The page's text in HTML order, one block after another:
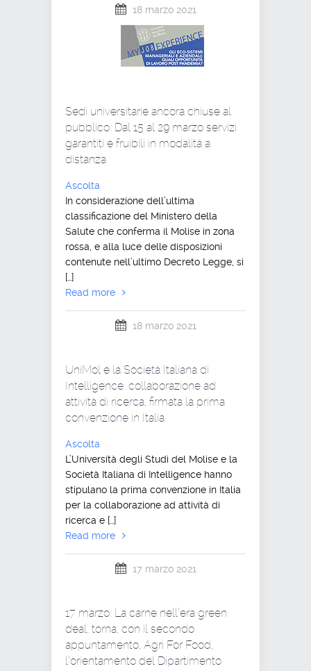
18 marzo 2021
Sedi universitarie ancora chiuse al
pubblico. Dal 15 al 29 marzo servizi
garantiti e fruibili in modalità a
distanza
Ascolta
In considerazione dell’ultima
classificazione del Ministero della
Salute che conferma il Molise in zona
rossa, e alla luce delle disposizioni
contenute nell’ultimo Decreto Legge, si
[…]
Read more
18 marzo 2021
UniMol e la Società Italiana di
Intelligence: collaborazione ad
attività di ricerca, firmata la prima
convenzione in Italia
Ascolta
L’Università degli Studi del Molise e la
Società Italiana di Intelligence hanno
stipulano la prima convenzione in Italia
per la collaborazione ad attività di
ricerca e […]
Read more
17 marzo 2021
17 marzo: La carne nell’era green
deal, torna, con il secondo
appuntamento, Agri For Food,
l’orientamento del Dipartimento